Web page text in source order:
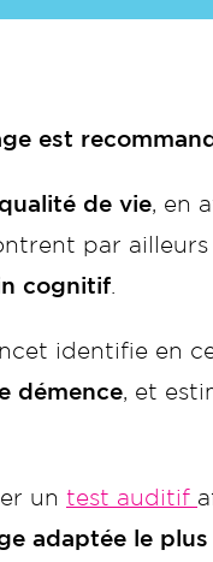
est
qualité de vie, en
par ailleurs
cognitif
identifie en
démence, et
un test auditif
adaptée le